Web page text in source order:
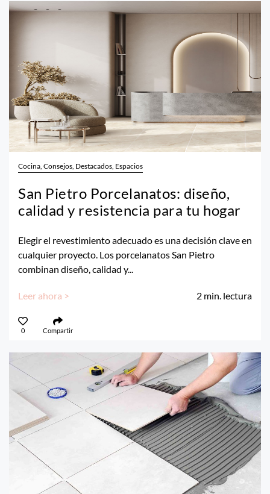
Cocina, Consejos, Destacados, Espacios
San Pietro Porcelanatos: diseño,
calidad y resistencia para tu hogar
Elegir el revestimiento adecuado es una decisión clave en
cualquier proyecto. Los porcelanatos San Pietro
combinan diseño, calidad y...
Leer ahora > 2 min. lectura
0 Compartir